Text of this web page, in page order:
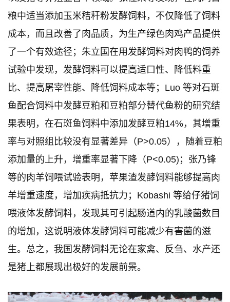
粮中适当添加玉米秸秆粉发酵饲料，不仅降低了饲料
成本，而且改善了肉品质，为生产绿色肉鸡产品提供
了一个有效途径；朱立国在用发酵饲料对肉鸭的饲养
试验中发现，发酵饲料可以提高适口性、降低料重
比、提高屠宰性能、降低饲料成本等；Luo 等对石斑
鱼配合饲料中发酵豆粕和豆粕部分替代鱼粉的研究结
果表明，在石斑鱼饲料中添加发酵豆粕14%，其增重
率与对照组比较没有显著差异（P>0.05），随着豆粕
添加量的上升，增重率显著下降（P<0.05)；张乃锋
等的肉羊饲喂试验表明，苹果渣发酵饲料能够提高肉
羊增重速度，增加疾病抵抗力；Kobashi 等给仔猪饲
喂液体发酵饲料，发现其可引起肠道内的乳酸菌数目
的增加，这说明液体发酵饲料可能减少有害菌的滋
生。总之，我国发酵饲料无论在家禽、反刍、水产还
是猪上都展现出极好的发展前景。